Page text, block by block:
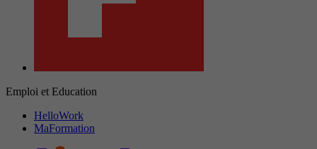
Emploi et Education
HelloWork
MaFormation